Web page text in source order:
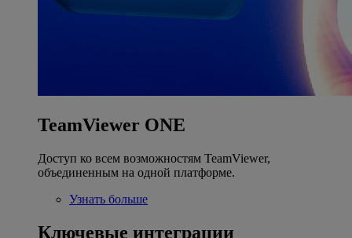
TeamViewer ONE
Доступ ко всем возможностям TeamViewer,
объединенным на одной платформе.
Узнать больше
Ключевые интеграции